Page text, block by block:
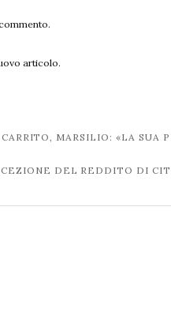
articolo.
MARSILIO: «LA
DEL REDDITO DI